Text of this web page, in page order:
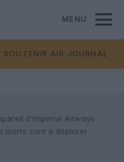
MENU
SOUTENIR AIR JOURNAL
d’Imperial Airways
morts sont à déplorer